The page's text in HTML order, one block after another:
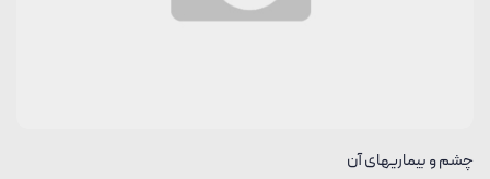
چشم و بیماریهای آن